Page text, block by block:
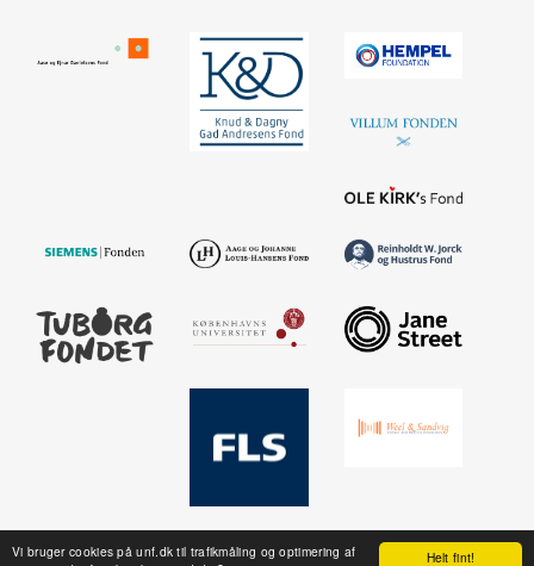
Helt fint!
Vi bruger cookies på unf.dk til trafikmåling og optimering af